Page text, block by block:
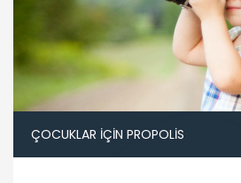
ÇOCUKLAR IÇIN PROPOLIS